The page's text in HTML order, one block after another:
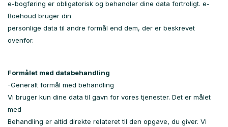
e-bogføring er obligatorisk og behandler dine data fortroligt. e-
Boehoud bruger din
personlige data til andre formål end dem, der er beskrevet
ovenfor.
Formålet med databehandling
-Generalt formål med behandling
Vi bruger kun dine data til gavn for vores tjenester. Det er målet
med
Behandling er altid direkte relateret til den opgave, du giver. Vi